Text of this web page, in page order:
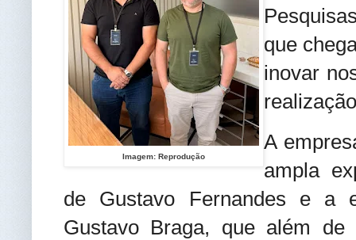
Imagem: Reprodução
que
inovar
A
ampla
de Gustavo Fernandes e a
Gustavo Braga, que além